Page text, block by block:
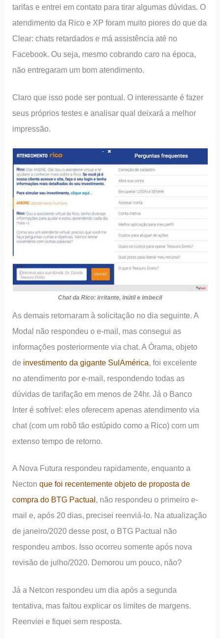
tarifas e entrei em contato para tirar algumas dúvidas. O
atendimento da Rico e XP foram muito piores do que da
Clear: chats retardados e má assistência até no
Facebook. Ou seja, mesmo cobrando caro na época,
não entregaram um bom atendimento.
Claro que isso pode ser pontual. O interessante é fazer
seus próprios testes e analisar qual deixará a melhor
impressão.
Chat da Rico: irritante, inútil e imbecil
As demais retornaram à solicitação no dia seguinte. A
Modal não respondeu o e-mail, mas consegui as
informações posteriormente via chat. A Órama, objeto
de investimento da gigante SulAmérica, foi excelente
no atendimento por e-mail, respondendo todas as
dúvidas de tarifação em menos de 24hr. Já o Banco
Inter é sofrível: eles oferecem apenas atendimento via
chat (com um robô tão estúpido como a Rico) com um
extenso tempo de retorno.
A Nova Futura respondeu rapidamente, enquanto a
Nectonque foi recentemente objeto de proposta de
compra do BTG Pactual , não respondeu o primeiro e-
mail e, após 20 dias, precisei reenviá-lo. Na atualização
de janeiro/2020 desse post, o BTG Pactual não
respondeu ambos. Isso ocorreu somente após nova
revisão de julho/2020. Demorou um pouco, não?
Já a Netcon respondeu um dia após a segunda
tentativa, mas faltou explicar os limites de margens.
Reenviei e fiquei sem resposta.